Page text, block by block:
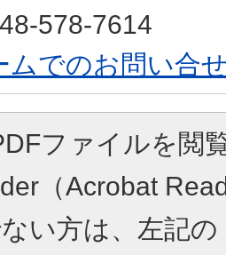
578-7614
ムでのお問い合
ファイルを閲
（Acrobat
い方は、左記の